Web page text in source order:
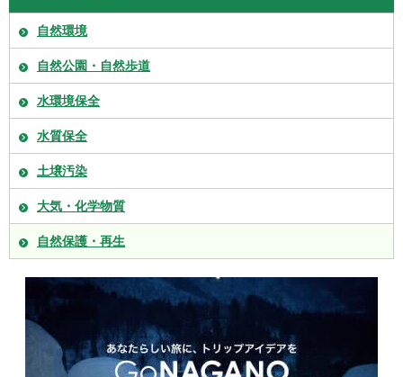
自然環境
自然公園・自然歩道
水環境保全
水質保全
土壌汚染
大気・化学物質
自然保護・再生